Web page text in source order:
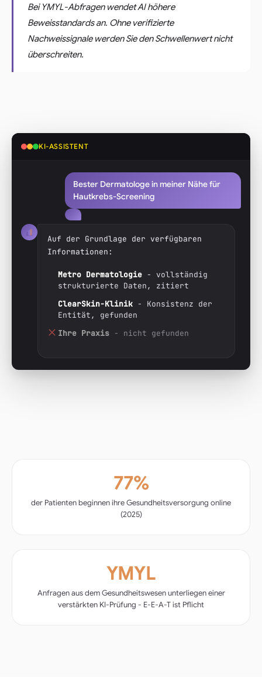
Bei YMYL-Abfragen wendet AI höhere
Beweisstandards an. Ohne verifizierte
Nachweissignale werden Sie den Schwellenwert nicht
überschreiten.
KI-ASSISTENT
Bester Dermatologe in meiner Nähe für
Hautkrebs-Screening
Auf der Grundlage der verfügbaren
Informationen:
Metro Dermatologie - vollständig
strukturierte Daten, zitiert
ClearSkin-Klinik - Konsistenz der
Entität, gefunden
Ihre Praxis - nicht gefunden
77%
der Patienten beginnen ihre Gesundheitsversorgung online
(2025)
YMYL
Anfragen aus dem Gesundheitswesen unterliegen einer
verstärkten KI-Prüfung - E-E-A-T ist Pflicht